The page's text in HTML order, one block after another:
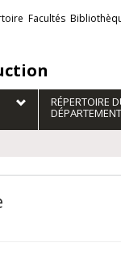
Facultés
RÉPERTOIRE
DÉPARTEMENT